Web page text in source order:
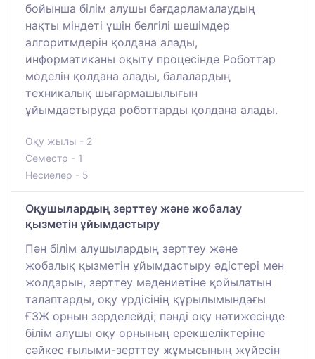
бойынша білім алушы бағдарламалаудың
нақты міндеті үшін белгілі шешімдер
алгоритмдерін қолдана алады,
информатиканы оқыту процесінде Роботтар
моделін қолдана алады, балалардың
техникалық шығармашылығын
ұйымдастыруда роботтарды қолдана алады.
Оқу жылы - 2
Семестр - 1
Несиелер - 5
Оқушылардың зерттеу және жобалау
қызметін ұйымдастыру
Пән білім алушылардың зерттеу және
жобалық қызметін ұйымдастыру әдістері мен
жолдарын, зерттеу мәдениетіне қойылатын
талаптарды, оқу үрдісінің құрылымындағы
ҒЗЖ орнын зерделейді; пәнді оқу нәтижесінде
білім алушы оқу орнының ерекшеліктеріне
сәйкес ғылыми-зерттеу жұмысының жүйесін